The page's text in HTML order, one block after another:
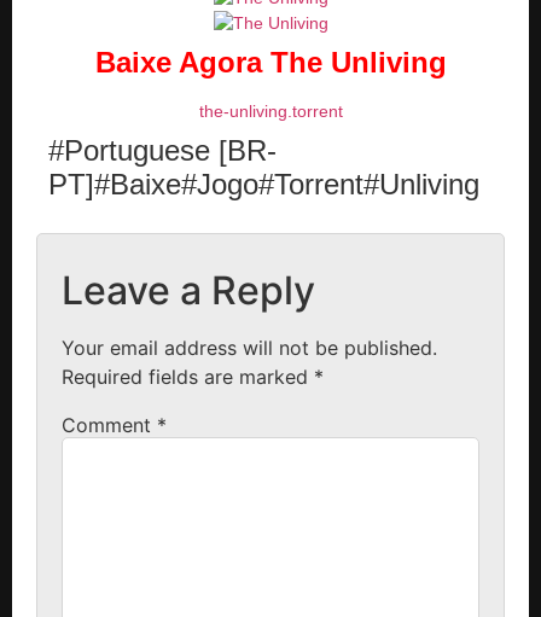
Baixe Agora The Unliving
the-unliving.torrent
#Portuguese [BR-
PT]#Baixe#Jogo#Torrent#Unliving
Leave a Reply
Your email address will not be published.
Required fields are marked *
Comment *